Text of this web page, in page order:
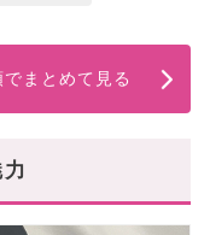
まとめて見る